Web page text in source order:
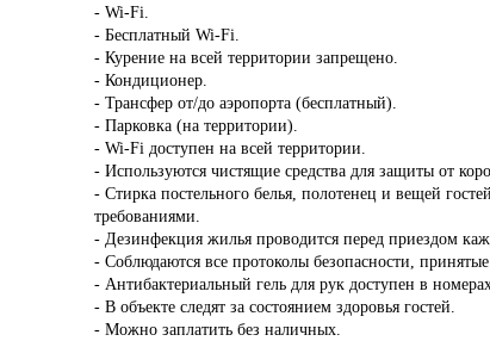
- Wi-Fi.
- Бесплатный Wi-Fi.
- Курение на всей территории запрещено.
- Кондиционер.
- Трансфер от/до аэропорта (бесплатный).
- Парковка (на территории).
- Wi-Fi доступен на всей территории.
- Используются чистящие средства для защиты от
- Стирка постельного белья, полотенец и вещей
требованиями.
- Дезинфекция жилья проводится перед приездом
- Соблюдаются все протоколы безопасности,
- Антибактериальный гель для рук доступен в
- В объекте следят за состоянием здоровья гостей.
- Можно заплатить без наличных.